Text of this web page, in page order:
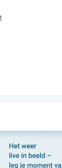
dinsdag 28 juli
momenten